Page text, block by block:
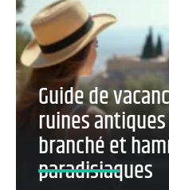
Guide de
ruines
branché et
paradisiaques